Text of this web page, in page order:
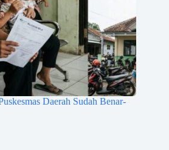
Daerah Sudah Benar-